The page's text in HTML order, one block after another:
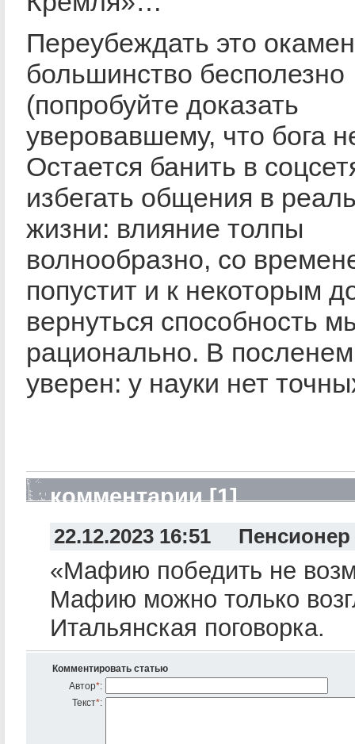
Переубеждать это
большинство бесполезно
(попробуйте доказать
уверовавшему, что бога
Остается банить в
избегать общения в
жизни: влияние толпы
волнообразно, со
попустит и к некоторым
вернуться способность
рационально. В
уверен: у науки нет
комментарии [1]
22.12.2023 16:51 Пенсионер
«Мафию победить не
Мафию можно только
Итальянская поговорка.
Комментировать статью
Автор*:
Текст*: